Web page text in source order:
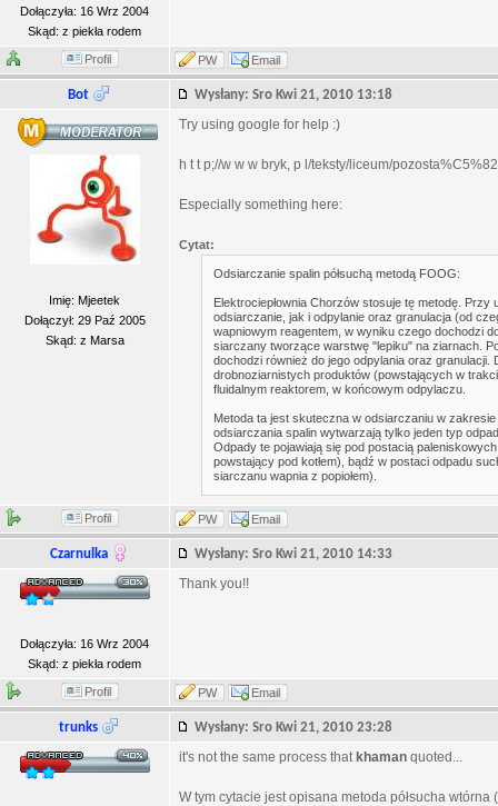
Dołączyła: 16 Wrz 2004
Skąd: z piekła rodem
Profil PW Email
Bot Wysłany: Sro Kwi 21, 2010 13:18
Imię: Mjeetek
Dołączył: 29 Paź 2005
Skąd: z Marsa
Try using google for help :)
h t t p;//w w w bryk, p l/teksty/liceum/
Especially something here:
Cytat:
Odsiarczanie spalin półsuchą metodą FOOG:
Elektrociepłownia Chorzów stosuje tę metodę.
odsiarczanie, jak i odpylanie oraz granulacja (od
wapniowym reagentem, w wyniku czego dochodzi
siarczany tworzące warstwę "lepiku" na ziarnach.
dochodzi również do jego odpylania oraz
drobnoziarnistych produktów (powstających w
fluidalnym reaktorem, w końcowym odpylaczu.
Metoda ta jest skuteczna w odsiarczaniu w
odsiarczania spalin wytwarzają tylko jeden typ
Odpady te pojawiają się pod postacią
powstający pod kotłem), bądź w postaci odpadu
siarczanu wapnia z popiołem).
Profil PW Email
Czarnulka Wysłany: Sro Kwi 21, 2010 14:33
Dołączyła: 16 Wrz 2004
Skąd: z piekła rodem
Thank you!!
Profil PW Email
trunks Wysłany: Sro Kwi 21, 2010 23:28
it's not the same process that khaman quoted...
W tym cytacie jest opisana metoda półsucha